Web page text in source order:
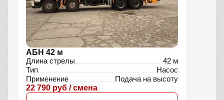
АБН 42 м
Длина стрелы
42 м
Тип
Насос
Применение
Подача на высоту
22 790 руб / смена